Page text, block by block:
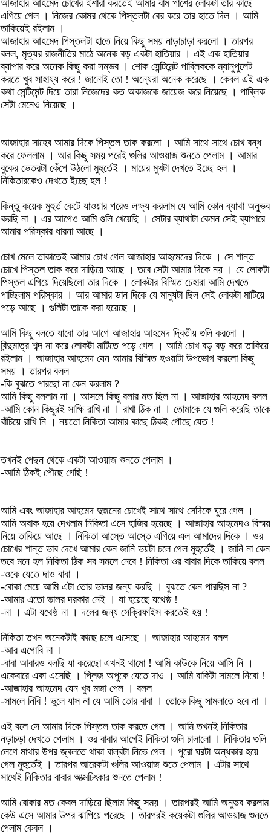
আজাহার আহমেদ চোখের ইশারা করতেই আমার বাম পাশের লোকটা তার কাছে
এগিয়ে গেল । নিজের কোমর থেকে পিস্তলটা বের করে তার হাতে দিল । আমি
তাকিয়েই রইলাম ।
আজাহার আহমেদ পিস্তলটা হাতে নিয়ে কিছু সময় নাড়াচাড়া করলো । তারপর
বলল, মৃত্যর রাজনীতির মাঠে অনেক বড় একটা হাতিয়ার । এই এক হাতিয়ার
ব্যাপার করে অনেক কিছু করা সম্ভব । শোক সেন্টিমেন্ট পাব্লিককে ম্যানুপুলেট
করতে খুব সাহায্য করে ! জানোই তো ! অন্যেরা অনেক করেছে । কেবল এই এক
কথা সেন্টিমেন্ট দিয়ে তারা নিজেদের কত অকাজকে জায়েজ করে নিয়েছে । পাব্লিক
সেটা মেনেও নিয়েছে ।
আজাহার সাহেব আমার দিকে পিস্তল তাক করলো । আমি সাথে সাথে চোখ বন্ধ
করে ফেললাম । আর কিছু সময় পরেই গুলির আওয়াজ শুনতে পেলাম । আমার
বুকের ভেতরটা কেঁপে উঠলো মুহুর্তেই । মায়ের মুখটা দেখতে ইচ্ছে হল ।
নিকিতারকেও দেখতে ইচ্ছে হল !
কিন্তু কয়েক মুহুর্ত কেটে যাওয়ার পরেও লক্ষ্য করলাম যে আমি কোন ব্যাথা অনুভব
করছি না । এর আগেও আমি গুলি খেয়েছি । সেটার ব্যাথাটা কেমন সেই ব্যাপারে
আমার পরিস্কার ধারনা আছে ।
চোখ মেলে তাকাতেই আমার চোখ গেল আজাহার আহমেদের দিকে । সে শান্ত
চোখে পিস্তল তাক করে দাড়িয়ে আছে । তবে সেটা আমার দিকে নয় । যে লোকটা
পিস্তল এগিয়ে দিয়েছিলো তার দিকে । লোকটার বিস্মিত চেহারা আমি দেখতে
পাচ্ছিলাম পরিস্কার । আর আমার ডান দিকে যে মানুষটা ছিল সেই লোকটা মাটিয়ে
পড়ে আছে । গুলিটা তাকে করা হয়েছে ।
আমি কিছু বলতে যাবো তার আগে আজাহার আহমেদ দ্বিতীয় গুলি করলো ।
বিন্দুমাত্র শব্দ না করে লোকটা মাটিতে পড়ে গেল । আমি চোখ বড় বড় করে তাকিয়ে
রইলাম । আজাহার আহমেদ যেন আমার বিস্মিত হওয়াটা উপভোগ করলো কিছু
সময় । তারপর বলল
-কি বুঝতে পারছো না কেন করলাম ?
আমি কিছু বললাম না । আসলে কিছু বলার মত ছিল না । আজাহার আহমেদ বলল
-আমি কোন কিছুরই সাক্ষি রাখি না । রাখা ঠিক না । তোমাকে যে গুলি করেছি তাকে
বাঁচিয়ে রাখি নি । নয়তো নিকিতা আমার কাছে ঠিকই পৌছে যেত !
তখনই পেছন থেকে একটা আওয়াজ শুনতে পেলাম ।
-আমি ঠিকই পৌছে গেছি !
আমি এবং আজাহার আহমেদ দুজনের চোখেই সাথে সাথে সেদিকে ঘুরে গেল ।
আমি অবাক হয়ে দেখলাম নিকিতা এসে হাজির হয়েছে । আজাহার আহমেদও বিস্ময়
নিয়ে তাকিয়ে আছে । নিকিতা আস্তে আস্তে এগিয়ে এল আমাদের দিকে । ওর
চোখের শান্ত ভাব দেখে আমার কেন জানি ভয়টা চলে গেল মুহুর্তেই । জানি না কেন
তবে মনে হল নিকিতা ঠিক সব সমলে নেবে ! নিকিতা ওর বাবার দিকে তাকিয়ে বলল
-ওকে যেতে দাও বাবা ।
-বোকা মেয়ে আমি এটা তোর ভালর জন্য করছি । বুঝতে কেন পারছিস না ?
-আমার এতো ভালর দরকার নেই । যা হয়েছে যথেষ্ঠ !
-না । এটা যথেষ্ঠ না । দলের জন্য সেক্রিফাইস করতেই হয় !
নিকিতা তখন অনেকটাই কাছে চলে এসেছে । আজাহার আহমেদ বলল
-আর এগোবি না ।
-বাবা আবারও বলছি যা করেছো এখনই থামো ! আমি কাউকে নিয়ে আসি নি ।
একেবারে একা এসেছি । প্লিজ অপুকে যেতে দাও । আমি বাকিটা সামলে নিবো !
-আজাহার আহমেদ যেন খুব মজা পেল । বলল
-সামলে নিবি ! ভুলে যাস না যে আমি তোর বাবা । তোকে কিছু সামলাতে হবে না ।
এই বলে সে আমার দিকে পিস্তল তাক করতে গেল । আমি তখনই নিকিতার
নড়াচড়া দেখতে পেলাম । ওর বাবার আগেই নিকিতা গুলি চালালো । নিকিতার গুলি
লেগে মাথার উপর জ্বলতে থাকা বাল্বটা নিভে গেল । পুরো ঘরটা অন্ধকার হয়ে
গেল মুহুর্তেই । তারপর আরেকটা গুলির আওয়াজ শুতে পেলাম । এটার সাথে
সাথেই নিকিতার বাবার আত্মচিৎকার শুনতে পেলাম !
আমি বোকার মত কেবল দাড়িয়ে ছিলাম কিছু সময় । তারপরই আমি অনুভব করলাম
কেউ এসে আমার উপর ঝাপিয়ে পরেছে । তারপরই কয়েকটা গুলির আওয়াজ শুনতে
পেলাম কেবল ।